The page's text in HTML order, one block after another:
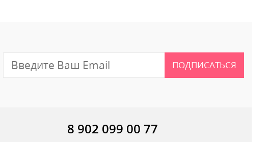
ПОДПИСАТЬСЯ
8 902 099 00 77